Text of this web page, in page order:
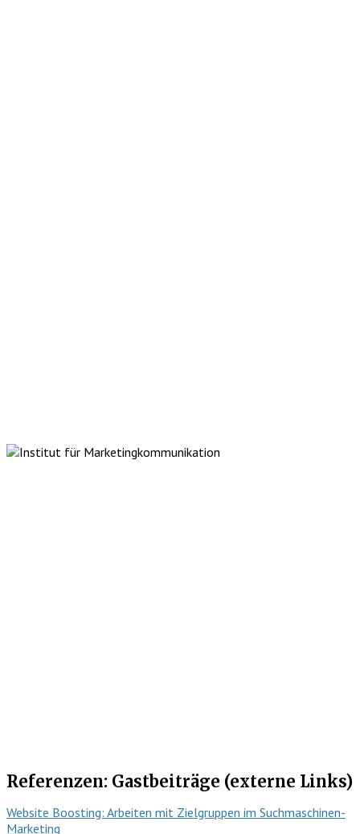
Referenzen: Gastbeiträge (externe Links)
Website Boosting: Arbeiten mit Zielgruppen im Suchmaschinen-
Marketing